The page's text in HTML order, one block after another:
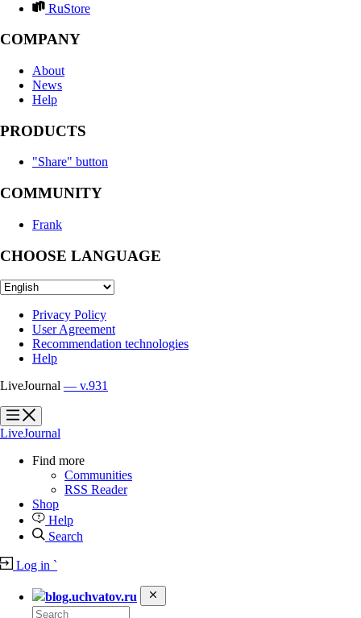
RuStore
COMPANY
About
News
Help
PRODUCTS
"Share" button
COMMUNITY
Frank
CHOOSE LANGUAGE
Privacy Policy
User Agreement
Recommendation technologies
Help
LiveJournal — v.931
?
?
LiveJournal
Find more
Communities
RSS Reader
Shop
Help
Search
Log in `
blog.uchvatov.ru